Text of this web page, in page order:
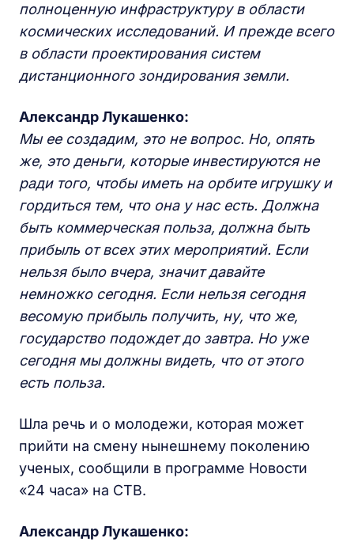
полноценную инфраструктуру в области
космических исследований. И прежде всего
в области проектирования систем
дистанционного зондирования земли.
Александр Лукашенко:
Мы ее создадим, это не вопрос. Но, опять
же, это деньги, которые инвестируются не
ради того, чтобы иметь на орбите игрушку и
гордиться тем, что она у нас есть. Должна
быть коммерческая польза, должна быть
прибыль от всех этих мероприятий. Если
нельзя было вчера, значит давайте
немножко сегодня. Если нельзя сегодня
весомую прибыль получить, ну, что же,
государство подождет до завтра. Но уже
сегодня мы должны видеть, что от этого
есть польза.
Шла речь и о молодежи, которая может
прийти на смену нынешнему поколению
ученых, сообщили в программе Новости
«24 часа» на СТВ.
Александр Лукашенко: